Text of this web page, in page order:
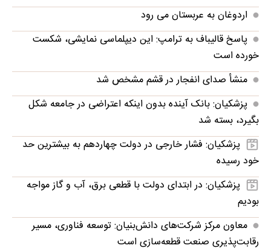
اردوغان به عربستان می رود
پاسخ قالیباف به ترامپ: این دیپلماسی نمایشی، شکست
خورده است
منشأ صدای انفجار در قشم مشخص شد
پزشکیان: بانک آینده بدون اینکه اعتراضی در جامعه شکل
بگیرد، بسته شد
پزشکیان: فشار خارجی در دولت چهاردهم به بیشترین حد
خود رسیده
پزشکیان: در ابتدای دولت با قطعی برق، آب و گاز مواجه
بودیم
معاون مرکز شرکت‌های دانش‌بنیان: توسعه فناوری، مسیر
رقابت‌پذیری صنعت قطعه‌سازی است